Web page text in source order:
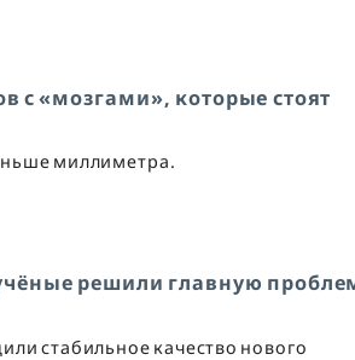
с «мозгами», которые стоят
миллиметра.
решили главную
стабильное качество нового